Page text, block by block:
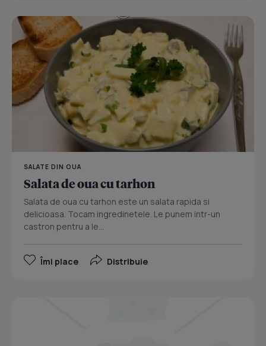
SALATE DIN OUA
Salata de oua cu tarhon
Salata de oua cu tarhon este un salata rapida si
delicioasa. Tocam ingredinetele. Le punem intr-un
castron pentru a le...
Îmi place Distribuie